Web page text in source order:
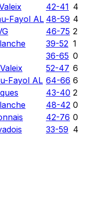
42-41 4
Fayol AL 48-59 4
46-75 2
39-52 1
36-65 0
52-47 6
Fayol AL 64-66 6
43-40 2
48-42 0
42-76 0
33-59 4